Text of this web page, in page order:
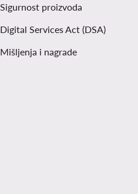
Sigurnost proizvoda
Digital Services Act (DSA)
Mišljenja i nagrade